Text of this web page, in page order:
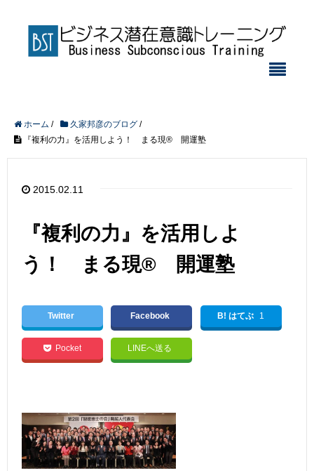
ホーム / 久家邦彦のブログ /
『複利の力』を活用しよう！ まる現® 開運塾
2015.02.11
『複利の力』を活用しよ
う！ まる現® 開運塾
Twitter Facebook B! はてぶ 1
Pocket LINEへ送る